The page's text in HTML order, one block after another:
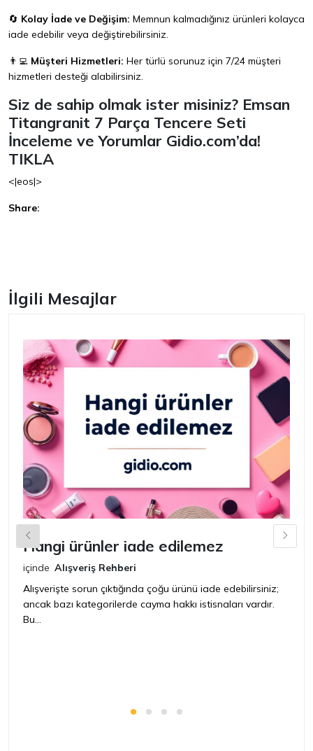
🔄 Kolay İade ve Değişim: Memnun kalmadığınız ürünleri kolayca
iade edebilir veya değiştirebilirsiniz.
👨‍💻 Müşteri Hizmetleri: Her türlü sorunuz için 7/24 müşteri
hizmetleri desteği alabilirsiniz.
Siz de sahip olmak ister misiniz? Emsan
Titangranit 7 Parça Tencere Seti
İnceleme ve Yorumlar Gidio.com’da!
TIKLA
<|eos|>
Share:
İlgili Mesajlar
Hangi ürünler iade edilemez
içinde Alışveriş Rehberi
Alışverişte sorun çıktığında çoğu ürünü iade edebilirsiniz;
ancak bazı kategorilerde cayma hakkı istisnaları vardır.
Bu...